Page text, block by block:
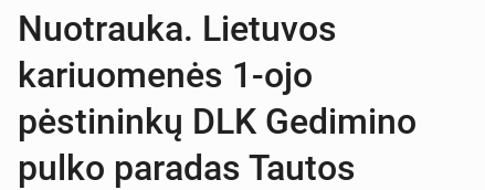
Nuotrauka. Lietuvos
kariuomenės 1-ojo
pėstininkų DLK Gedimino
pulko paradas Tautos